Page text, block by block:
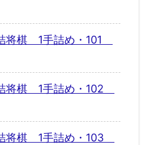
将棋 1手詰め・101
将棋 1手詰め・102
将棋 1手詰め・103